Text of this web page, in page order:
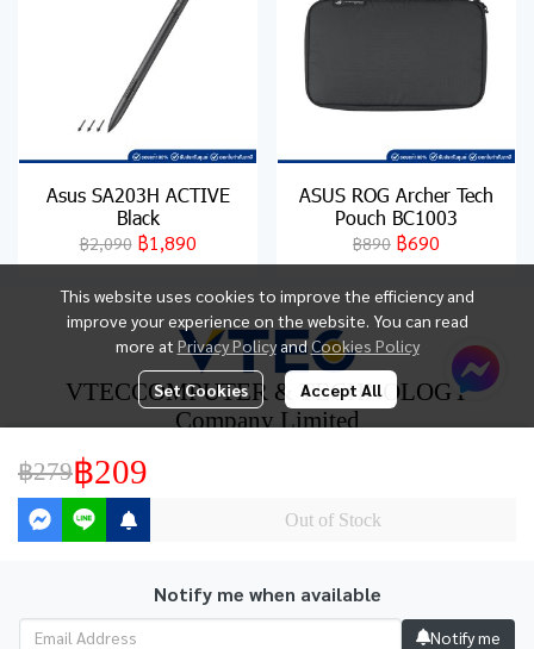
Asus SA203H ACTIVE
Black
฿2,090 ฿1,890
ASUS ROG Archer Tech
Pouch BC1003
฿890 ฿690
฿279฿209
Out of Stock
Notify me when available
Notify me
This website uses cookies to improve the efficiency and
improve your experience on the website. You can read
more at Privacy Policy andCookies Policy
Set Cookies Accept All
VTECCOMPUTER & TECHNOLOGY
Company Limited
Nuea Mueang Kanchanaburi Kanchanaburi 71000
Fax : 034-517533